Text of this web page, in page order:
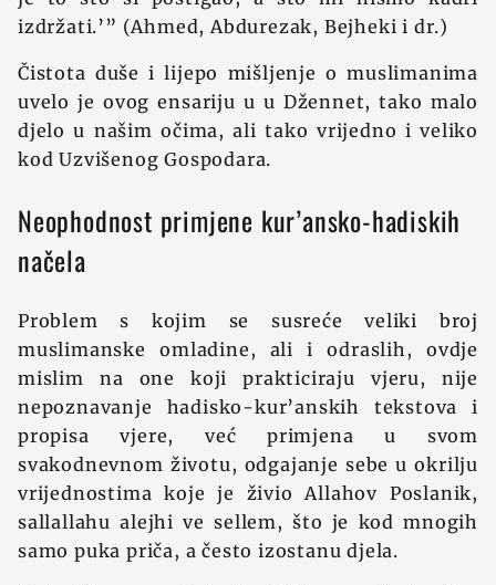
izdržati.’” (Ahmed, Abdurezak, Bejheki i dr.)
Čistota duše i lijepo mišljenje o muslimanima
uvelo je ovog ensariju u u Džennet, tako malo
djelo u našim očima, ali tako vrijedno i veliko
kod Uzvišenog Gospodara.
Neophodnost primjene kur’ansko-hadiskih
načela
Problem s kojim se susreće veliki broj
muslimanske omladine, ali i odraslih, ovdje
mislim na one koji prakticiraju vjeru, nije
nepoznavanje hadisko-kur’anskih tekstova i
propisa vjere, već primjena u svom
svakodnevnom životu, odgajanje sebe u okrilju
vrijednostima koje je živio Allahov Poslanik,
sallallahu alejhi ve sellem, što je kod mnogih
samo puka priča, a često izostanu djela.